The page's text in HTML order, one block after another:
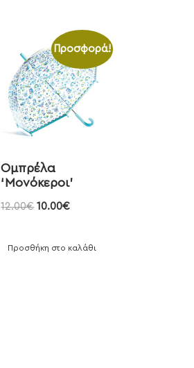
Προσφορά!
Ομπρέλα
‘Μονόκεροι’
12.00€ 10.00€
Προσθήκη στο καλάθι